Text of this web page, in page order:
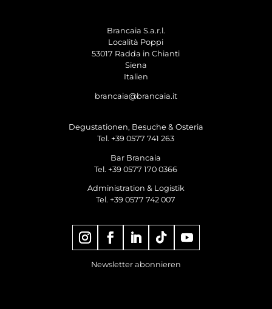
Brancaia S.a.r.l.
Località Poppi
53017 Radda in Chianti
Siena
Italien
brancaia@brancaia.it
Degustationen, Besuche & Osteria
Tel. +39 0577 741 263
Bar Brancaia
Tel. +39 0577 170 0366
Administration & Logistik
Tel. +39 0577 742 007
Newsletter abonnieren